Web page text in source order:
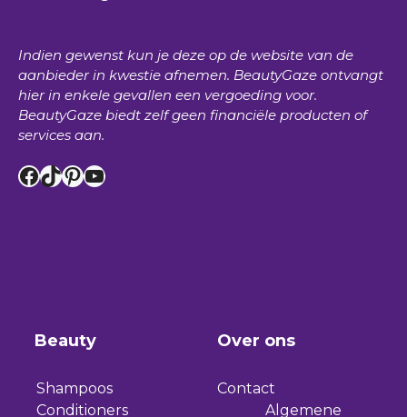
Indien gewenst kun je deze op de website van de
aanbieder in kwestie afnemen. BeautyGaze ontvangt
hier in enkele gevallen een vergoeding voor.
BeautyGaze biedt zelf geen financiële producten of
services aan.
Facebook
TikTok
Pinterest
YouTube
Beauty
Shampoos
Conditioners
Over ons
Contact
Algemene